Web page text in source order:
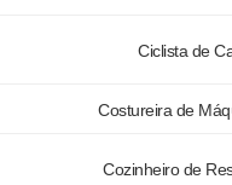
Ciclista de
Costureira de
Cozinheiro de